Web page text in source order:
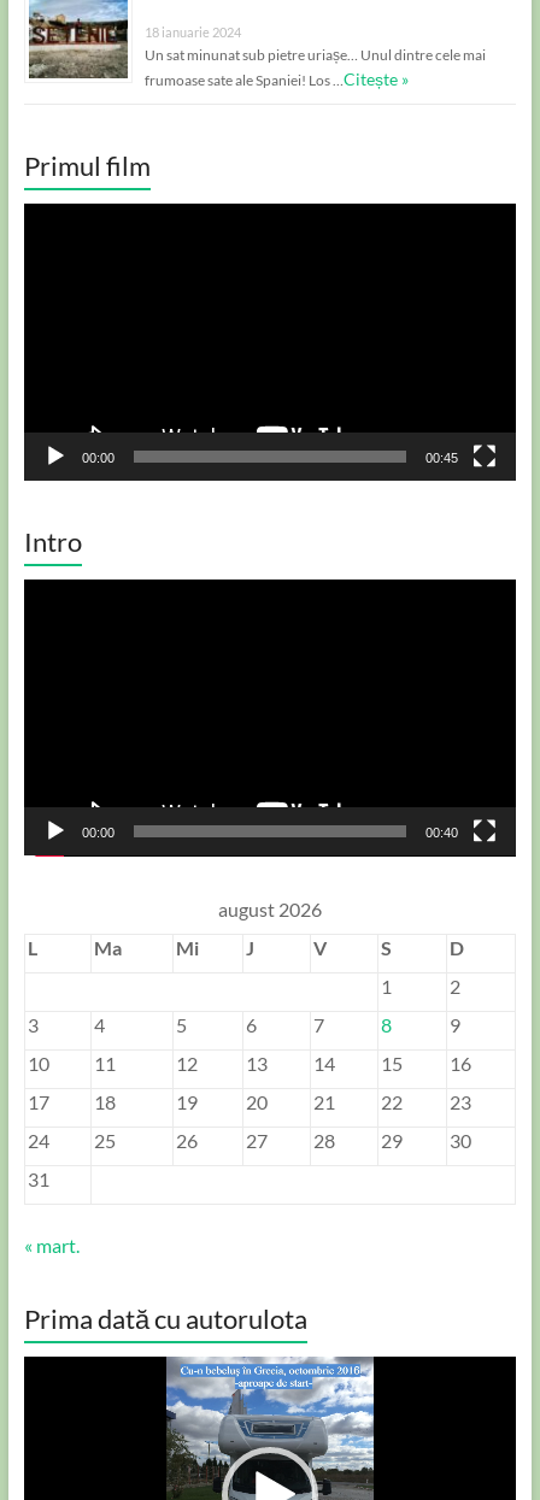
18 ianuarie 2024
Un sat minunat sub pietre uriașe… Unul dintre cele mai
frumoase sate ale Spaniei! Los … Citește »
Primul film
00:00 00:45
Intro
00:00 00:40
august 2026
L
Ma Mi J V S
D
1
2
3
4 5 6 7 8
9
10
11 12 13 14 15
16
17
18 19 20 21 22
23
24
25 26 27 28 29
30
31
« mart.
Prima dată cu autorulota